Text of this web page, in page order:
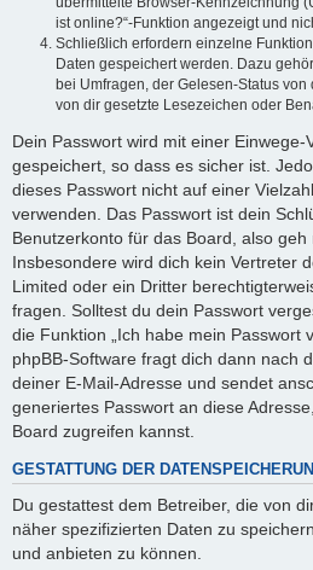
ist online?“-Funktion angezeigt und
Schließlich erfordern einzelne
Daten gespeichert werden. Dazu
bei Umfragen, der Gelesen-Status
von dir gesetzte Lesezeichen oder
Dein Passwort wird mit einer Einwege-
gespeichert, so dass es sicher ist.
dieses Passwort nicht auf einer
verwenden. Das Passwort ist dein
Benutzerkonto für das Board, also geh
Insbesondere wird dich kein Vertreter
Limited oder ein Dritter
fragen. Solltest du dein Passwort
die Funktion „Ich habe mein Passwort
phpBB-Software fragt dich dann nach
deiner E-Mail-Adresse und sendet
generiertes Passwort an diese
Board zugreifen kannst.
GESTATTUNG DER
Du gestattest dem Betreiber, die von
näher spezifizierten Daten zu
und anbieten zu können.